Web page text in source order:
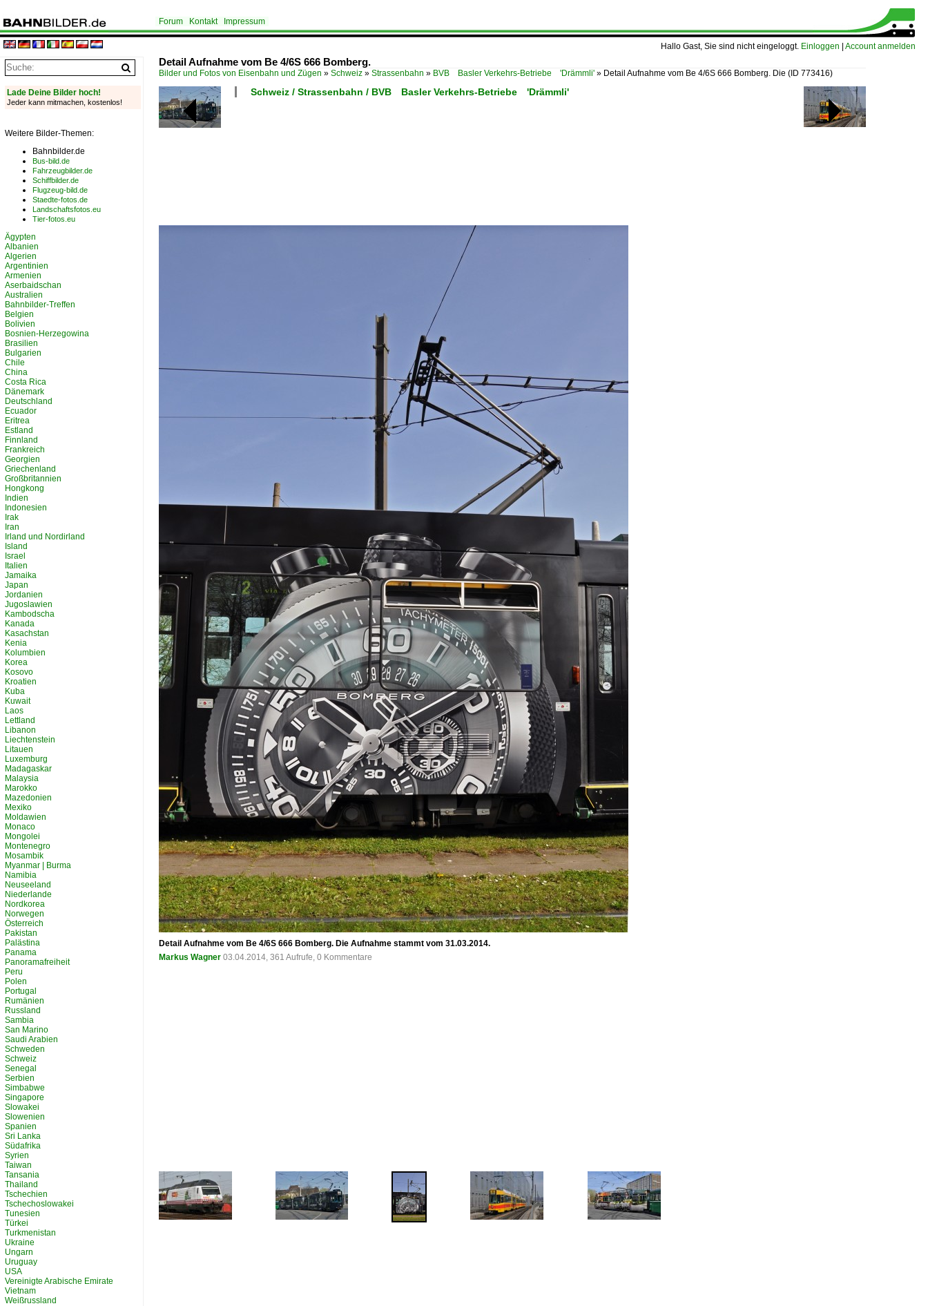
Hallo Gast, Sie sind nicht eingeloggt. Einloggen Account anmelden
Forum Kontakt Impressum
Detail Aufnahme vom Be 4/6S 666 Bomberg.
Bilder und Fotos von Eisenbahn und Zügen » Schweiz » Strassenbahn » BVB Basler Verkehrs-Betriebe 'Drämmli' » Detail Aufnahme vom Be 4/6S 666 Bomberg. Die (ID 773416)
Schweiz / Strassenbahn / BVB Basler Verkehrs-Betriebe 'Drämmli'
Detail Aufnahme vom Be 4/6S 666 Bomberg. Die Aufnahme stammt vom 31.03.2014.
Markus Wagner 03.04.2014, 361 Aufrufe, 0 Kommentare
Lade Deine Bilder hoch!
Jeder kann mitmachen, kostenlos!
Weitere Bilder-Themen:
Bahnbilder.de
Bus-bild.de
Fahrzeugbilder.de
Schiffbilder.de
Flugzeug-bild.de
Staedte-fotos.de
Landschaftsfotos.eu
Tier-fotos.eu
Ägypten
Albanien
Algerien
Argentinien
Armenien
Aserbaidschan
Australien
Bahnbilder-Treffen
Belgien
Bolivien
Bosnien-Herzegowina
Brasilien
Bulgarien
Chile
China
Costa Rica
Dänemark
Deutschland
Ecuador
Eritrea
Estland
Finnland
Frankreich
Georgien
Griechenland
Großbritannien
Hongkong
Indien
Indonesien
Irak
Iran
Irland und Nordirland
Island
Israel
Italien
Jamaika
Japan
Jordanien
Jugoslawien
Kambodscha
Kanada
Kasachstan
Kenia
Kolumbien
Korea
Kosovo
Kroatien
Kuba
Kuwait
Laos
Lettland
Libanon
Liechtenstein
Litauen
Luxemburg
Madagaskar
Malaysia
Marokko
Mazedonien
Mexiko
Moldawien
Monaco
Mongolei
Montenegro
Mosambik
Myanmar | Burma
Namibia
Neuseeland
Niederlande
Nordkorea
Norwegen
Österreich
Pakistan
Palästina
Panama
Panoramafreiheit
Peru
Polen
Portugal
Rumänien
Russland
Sambia
San Marino
Saudi Arabien
Schweden
Schweiz
Senegal
Serbien
Simbabwe
Singapore
Slowakei
Slowenien
Spanien
Sri Lanka
Südafrika
Syrien
Taiwan
Tansania
Thailand
Tschechien
Tschechoslowakei
Tunesien
Türkei
Turkmenistan
Ukraine
Ungarn
Uruguay
USA
Vereinigte Arabische Emirate
Vietnam
Weißrussland